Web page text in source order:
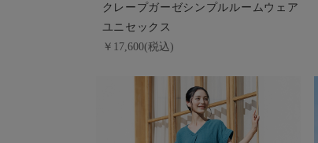
クレープガーゼシンプルルームウェア
ユニセックス
￥17,600(税込)